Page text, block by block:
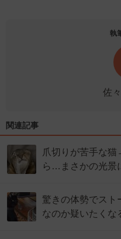
執
佐
関連記事
爪切りが苦手な
ら…まさかの光景
驚きの体勢でス
なのか疑いたく